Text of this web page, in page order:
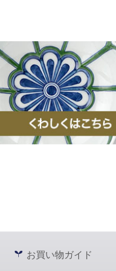
お買い物ガイド